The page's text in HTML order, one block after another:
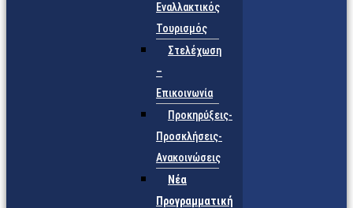
Εναλλακτικός
Τουρισμός
Στελέχωση
–
Επικοινωνία
Προκηρύξεις-
Προσκλήσεις-
Ανακοινώσεις
Νέα
Προγραμματική